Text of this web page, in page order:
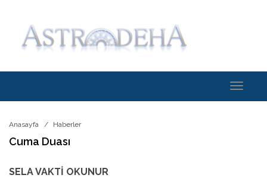
Toggle
Anasayfa Haberler
Cuma Duası
SELA VAKTİ OKUNUR